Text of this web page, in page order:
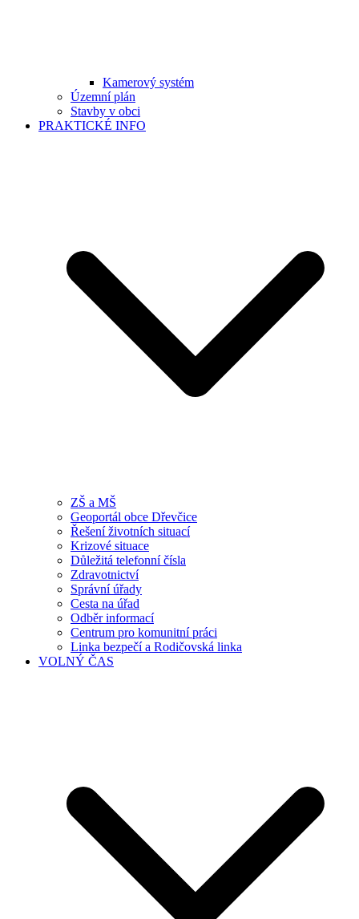
Kamerový systém
Územní plán
Stavby v obci
PRAKTICKÉ INFO
ZŠ a MŠ
Geoportál obce Dřevčice
Řešení životních situací
Krizové situace
Důležitá telefonní čísla
Zdravotnictví
Správní úřady
Cesta na úřad
Odběr informací
Centrum pro komunitní práci
Linka bezpečí a Rodičovská linka
VOLNÝ ČAS